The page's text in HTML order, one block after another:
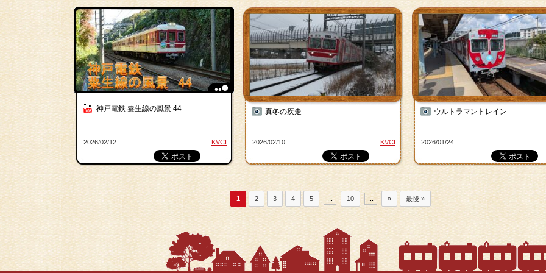
神戸電鉄 粟生線の風景 44
KVCI
2026/02/12
真冬の疾走
KVCI
2026/02/10
ウルトラマントレイン
2026/01/24
1 2 3 4 5 ... 10 ... » 最後 »